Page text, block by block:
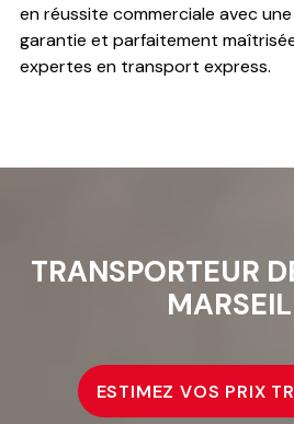
en réussite commerciale avec
garantie et parfaitement
expertes en transport express.
TRANSPORTEUR
ESTIMEZ VOS PRIX